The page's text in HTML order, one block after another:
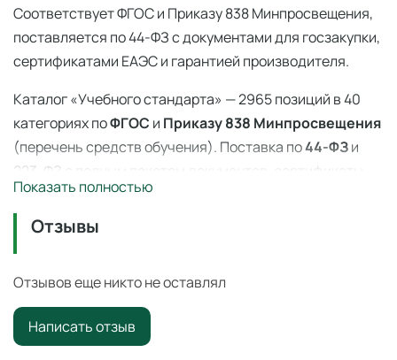
Соответствует ФГОС и Приказу 838 Минпросвещения,
поставляется по 44-ФЗ с документами для госзакупки,
сертификатами ЕАЭС и гарантией производителя.
Каталог «Учебного стандарта» — 2965 позиций в 40
категориях поФГОС и Приказу 838 Минпросвещения
(перечень средств обучения). Поставка по44-ФЗи
223-ФЗ с полным пакетом документов, сертификаты
ЕАЭС, гарантия производителя. Доставка по всей
России — 3–14 дней со склада в Ангарске.
Извлекатель якорей из магнитной мешалки
профессиональное учебное оборудование для
оснащения образовательных учреждений по ФГОС и
Приказу 838 Минпросвещения
Показать полностью
Отзывы
Отзывов еще никто не оставлял
Написать отзыв